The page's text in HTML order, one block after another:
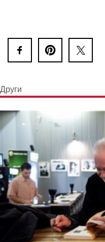
Други